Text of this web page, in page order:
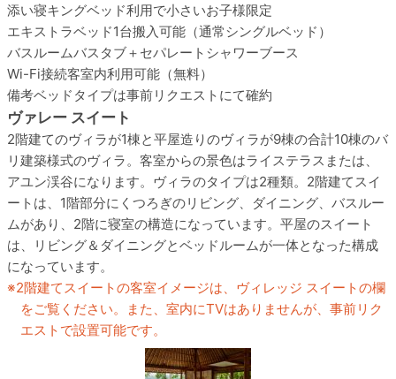
添い寝キングベッド利用で小さいお子様限定
エキストラベッド1台搬入可能（通常シングルベッド）
バスルームバスタブ＋セパレートシャワーブース
Wi-Fi接続客室内利用可能（無料）
備考ベッドタイプは事前リクエストにて確約
ヴァレー スイート
2階建てのヴィラが1棟と平屋造りのヴィラが9棟の合計10棟のバ
リ建築様式のヴィラ。客室からの景色はライステラスまたは、
アユン渓谷になります。ヴィラのタイプは2種類。2階建てスイ
ートは、1階部分にくつろぎのリビング、ダイニング、バスルー
ムがあり、2階に寝室の構造になっています。平屋のスイート
は、リビング＆ダイニングとベッドルームが一体となった構成
になっています。
2階建てスイートの客室イメージは、ヴィレッジ スイートの欄
をご覧ください。また、室内にTVはありませんが、事前リク
エストで設置可能です。